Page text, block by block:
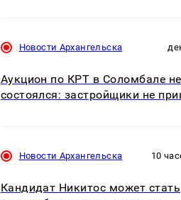
Новости Архангельска
Аукцион по КРТ в Соломбале не
состоялся: застройщики не
Новости Архангельска 10
Кандидат Никитос может стать